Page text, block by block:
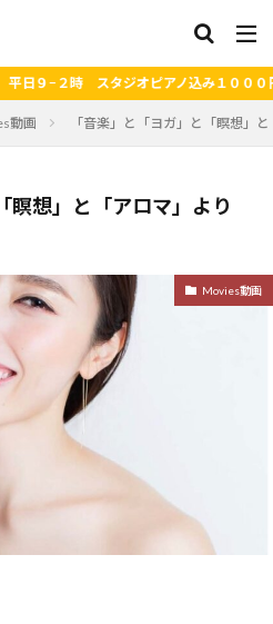
ルキャンペ
動画 「音楽」と「ヨガ」と「瞑想」
瞑想」と「アロマ」より
Movies動画